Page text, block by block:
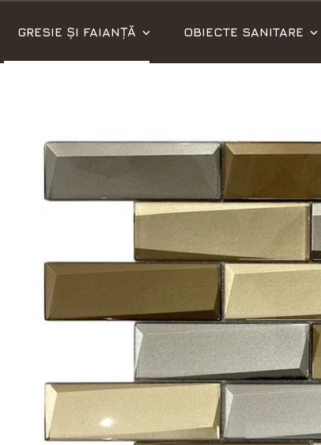
GRESIE ȘI FAIANȚĂ OBIECTE SANITARE